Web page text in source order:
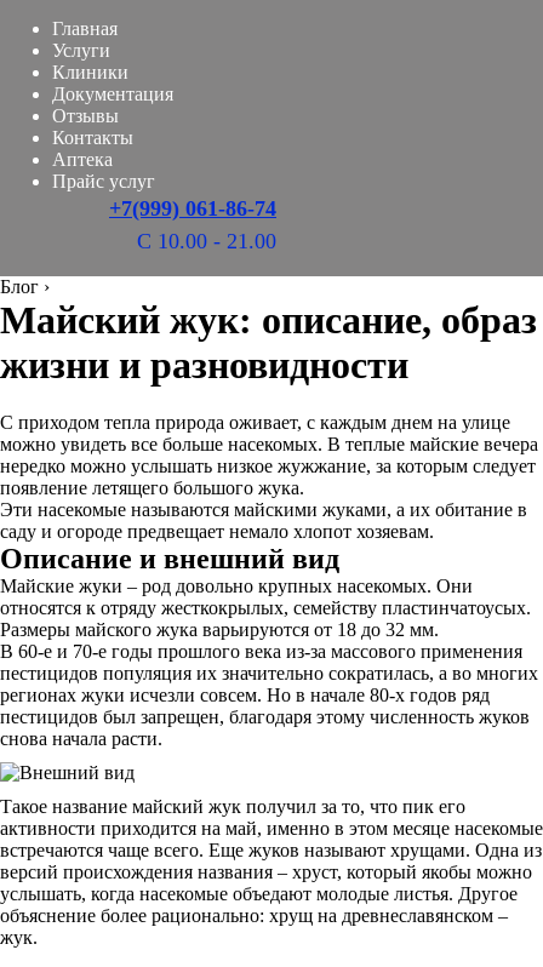
Главная
Услуги
Клиники
Документация
Отзывы
Контакты
Аптека
Прайс услуг
+7(999) 061-86-74
С 10.00 - 21.00
Блог ›
Майский жук: описание, образ
жизни и разновидности
С приходом тепла природа оживает, с каждым днем на улице
можно увидеть все больше насекомых. В теплые майские вечера
нередко можно услышать низкое жужжание, за которым следует
появление летящего большого жука.
Эти насекомые называются майскими жуками, а их обитание в
саду и огороде предвещает немало хлопот хозяевам.
Описание и внешний вид
Майские жуки – род довольно крупных насекомых. Они
относятся к отряду жесткокрылых, семейству пластинчатоусых.
Размеры майского жука варьируются от 18 до 32 мм.
В 60-е и 70-е годы прошлого века из-за массового применения
пестицидов популяция их значительно сократилась, а во многих
регионах жуки исчезли совсем. Но в начале 80-х годов ряд
пестицидов был запрещен, благодаря этому численность жуков
снова начала расти.
Такое название майский жук получил за то, что пик его
активности приходится на май, именно в этом месяце насекомые
встречаются чаще всего. Еще жуков называют хрущами. Одна из
версий происхождения названия – хруст, который якобы можно
услышать, когда насекомые объедают молодые листья. Другое
объяснение более рационально: хрущ на древнеславянском –
жук.